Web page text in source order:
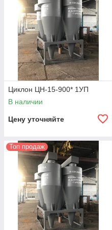
окружающей среды. Все виды
изготовлены с
полный пакет патентов и
Для заказа циклонных
вспомогательного
заполняйте заявку на
номерам из раздела Контакты.
Циклон ЦН-15-900* 1УП
В наличии
Цену уточняйте
Топ продаж